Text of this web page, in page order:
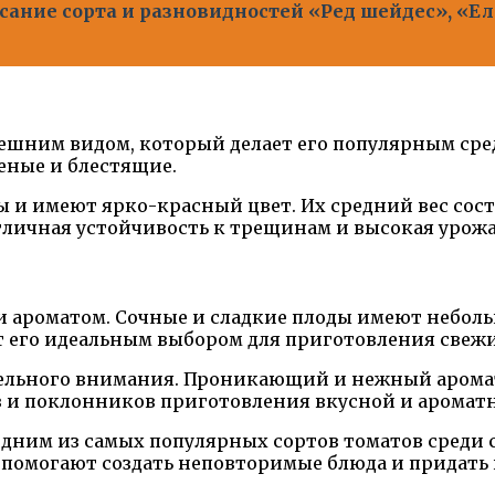
сорта и разновидностей «Ред шейдес»,
видом, который делает его популярным
и блестящие.
имеют ярко-красный цвет. Их средний вес
устойчивость к трещинам и высокая
ароматом. Сочные и сладкие плоды имеют
идеальным выбором для приготовления
внимания. Проникающий и нежный
и поклонников приготовления вкусной и
из самых популярных сортов томатов
создать неповторимые блюда и придать